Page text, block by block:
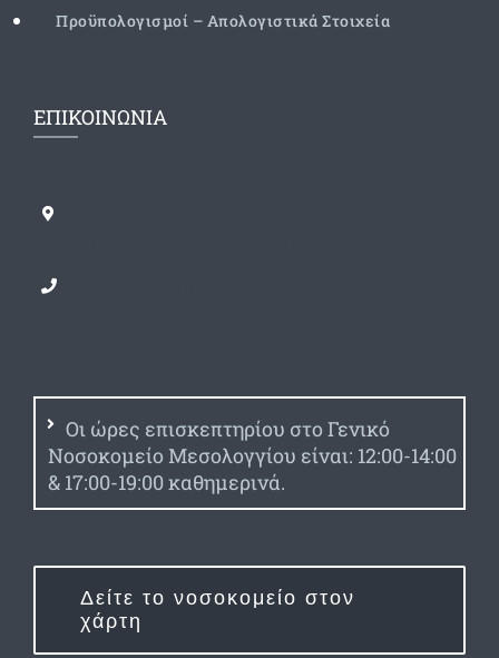
Προϋπολογισμοί – Απολογιστικά Στοιχεία
ΕΠΙΚΟΙΝΩΝΙΑ
Οι ώρες επισκεπτηρίου στο Γενικό
Νοσοκομείο Μεσολογγίου είναι: 12:00-14:00
& 17:00-19:00 καθημερινά.
Δείτε το νοσοκομείο στον
χάρτη